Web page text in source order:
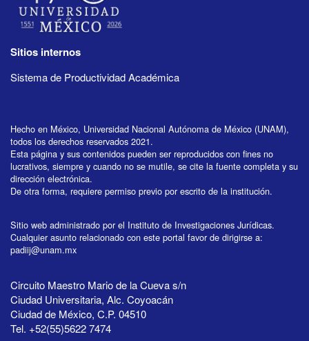
Sitios internos
Sistema de Productividad Académica
Hecho en México, Universidad Nacional Autónoma de México (UNAM),
todos los derechos reservados 2021.
Esta página y sus contenidos pueden ser reproducidos con fines no
lucrativos, siempre y cuando no se mutile, se cite la fuente completa y su
dirección electrónica.
De otra forma, requiere permiso previo por escrito de la institución.
Sitio web administrado por el Instituto de Investigaciones Jurídicas.
Cualquier asunto relacionado con este portal favor de dirigirse a:
padiij@unam.mx
Circuito Maestro Mario de la Cueva s/n
Ciudad Universitaria, Alc. Coyoacán
Ciudad de México, C.P. 04510
Tel. +52(55)5622 7474